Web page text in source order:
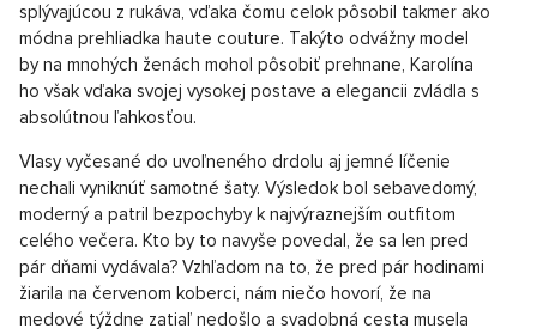
splývajúcou z rukáva, vďaka čomu celok pôsobil takmer ako
módna prehliadka haute couture. Takýto odvážny model
by na mnohých ženách mohol pôsobiť prehnane, Karolína
ho však vďaka svojej vysokej postave a elegancii zvládla s
absolútnou ľahkosťou.
Vlasy vyčesané do uvoľneného drdolu aj jemné líčenie
nechali vyniknúť samotné šaty. Výsledok bol sebavedomý,
moderný a patril bezpochyby k najvýraznejším outfitom
celého večera. Kto by to navyše povedal, že sa len pred
pár dňami vydávala? Vzhľadom na to, že pred pár hodinami
žiarila na červenom koberci, nám niečo hovorí, že na
medové týždne zatiaľ nedošlo a svadobná cesta musela